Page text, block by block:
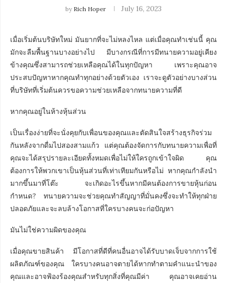
by Rich Hoper July 16, 2023
เมื่อเริ่มต้นบริษัทใหม่ มันยากที่จะไม่หลงไหล แต่เมื่อคุณทำเช่นนี้ คุณ
มักจะลืมพื้นฐานบางอย่างไป มีบางกรณีที่การมีทนายความอยู่เคียง
ข้างคุณซึ่งสามารถช่วยเหลือคุณได้ในทุกปัญหา เพราะคุณอาจ
ประสบปัญหาหากคุณทำทุกอย่างด้วยตัวเอง เราจะดูตัวอย่างบางส่วน
ที่บริษัทที่เริ่มต้นควรขอความช่วยเหลือจากทนายความที่ดี
หากคุณอยู่ในห้างหุ้นส่วน
เป็นเรื่องง่ายที่จะนั่งคุยกับเพื่อนของคุณและตัดสินใจสร้างธุรกิจร่วม
กันหลังจากดื่มไปสองสามแก้ว แต่คุณต้องจัดการกับทนายความเพื่อที่
คุณจะได้สรุปรายละเอียดทั้งหมดเพื่อไม่ให้ใครถูกเข้าใจผิด คุณ
ต้องการให้พวกเขาเป็นหุ้นส่วนที่เท่าเทียมกันหรือไม่ หากคุณกำลังนำ
มากขึ้นมาที่โต๊ะ จะเกิดอะไรขึ้นหากมีคนต้องการขายหุ้นก่อน
กำหนด? ทนายความจะช่วยคุณทำสัญญาที่มั่นคงซึ่งจะทำให้ทุกฝ่าย
ปลอดภัยและจะลบล้างโอกาสที่ใครบางคนจะก่อปัญหา
มันไม่ใช่ความผิดของคุณ
เมื่อคุณขายสินค้า มีโอกาสที่ดีที่คนอื่นอาจได้รับบาดเจ็บจากการใช้
ผลิตภัณฑ์ของคุณ ใครบางคนอาจตายได้หากทำตามคำแนะนำของ
คุณและอาจฟ้องร้องคุณสำหรับทุกสิ่งที่คุณมีค่า คุณอาจเคยอ่าน